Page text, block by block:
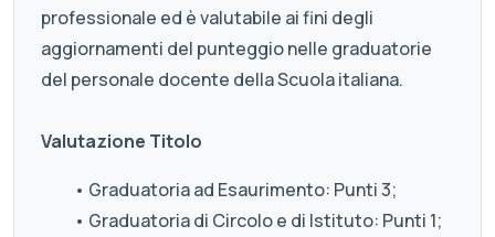
professionale ed è valutabile ai fini degli
aggiornamenti del punteggio nelle graduatorie
del personale docente della Scuola italiana.
Valutazione Titolo
• Graduatoria ad Esaurimento: Punti 3;
• Graduatoria di Circolo e di Istituto: Punti 1;